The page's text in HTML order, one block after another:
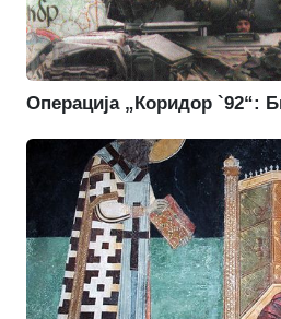
Операција „Коридор `92“: